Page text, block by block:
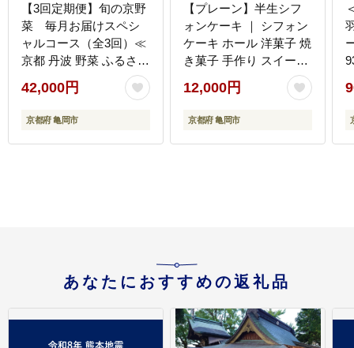
【3回定期便】旬の京野
菜 毎月お届けスペシ
ャルコース（全3回）≪
京都 丹波 野菜 ふるさと
納税野菜≫ ※沖縄・離
島・諸島へのお届け不
可
42,000円
京都府 亀岡市
【プレーン】半生シフ
ォンケーキ ｜ シフォン
ケーキ ホール 洋菓子 焼
き菓子 手作り スイーツ
デザート おかし お菓子
ふわふわ おやつ お茶請
け 京都府 亀岡市 お取り
の配送不可
12,000円
京都府 亀岡市
あなたにおすすめの返礼品